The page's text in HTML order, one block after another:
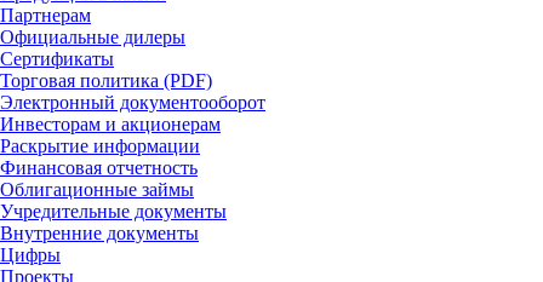
Партнерам
Официальные дилеры
Сертификаты
Торговая политика (PDF)
Электронный документооборот
Инвесторам и акционерам
Раскрытие информации
Финансовая отчетность
Облигационные займы
Учредительные документы
Внутренние документы
Цифры
Проекты